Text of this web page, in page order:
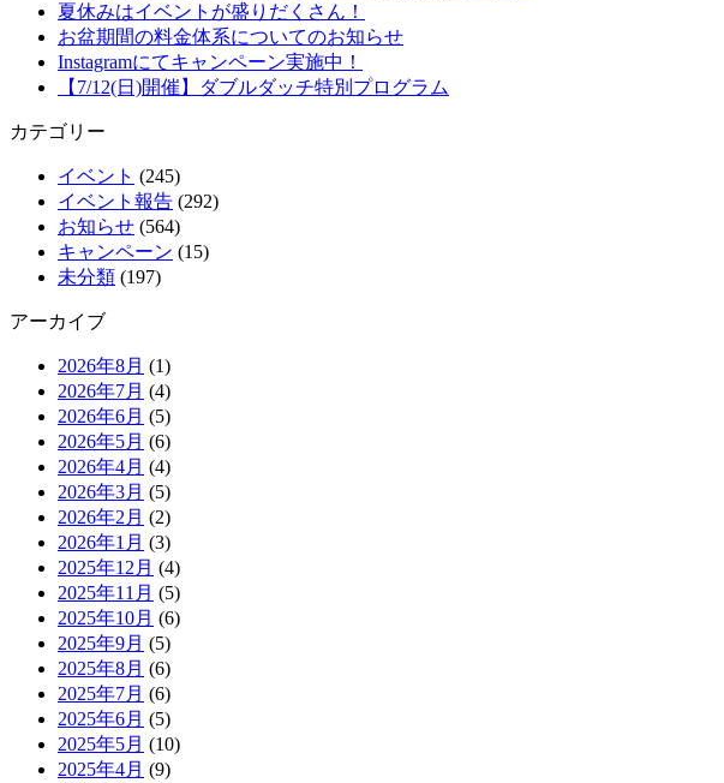
夏休みはイベントが盛りだくさん！
お盆期間の料金体系についてのお知らせ
Instagramにてキャンペーン実施中！
【7/12(日)開催】ダブルダッチ特別プログラム
カテゴリー
イベント (245)
イベント報告 (292)
お知らせ (564)
キャンペーン (15)
未分類 (197)
アーカイブ
2026年8月 (1)
2026年7月 (4)
2026年6月 (5)
2026年5月 (6)
2026年4月 (4)
2026年3月 (5)
2026年2月 (2)
2026年1月 (3)
2025年12月 (4)
2025年11月 (5)
2025年10月 (6)
2025年9月 (5)
2025年8月 (6)
2025年7月 (6)
2025年6月 (5)
2025年5月 (10)
2025年4月 (9)